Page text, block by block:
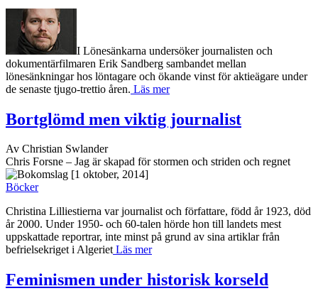
I Lönesänkarna undersöker journalisten och
dokumentärfilmaren Erik Sandberg sambandet mellan
lönesänkningar hos löntagare och ökande vinst för aktieägare under
de senaste tjugo-trettio åren. Läs mer
Bortglömd men viktig journalist
Av Christian Swlander
Chris Forsne – Jag är skapad för stormen och striden och regnet
[1 oktober, 2014]
Böcker
Christina Lilliestierna var journalist och författare, född år 1923, död
år 2000. Under 1950- och 60-talen hörde hon till landets mest
uppskattade reportrar, inte minst på grund av sina artiklar från
befrielsekriget i AlgerietLäs mer
Feminismen under historisk korseld